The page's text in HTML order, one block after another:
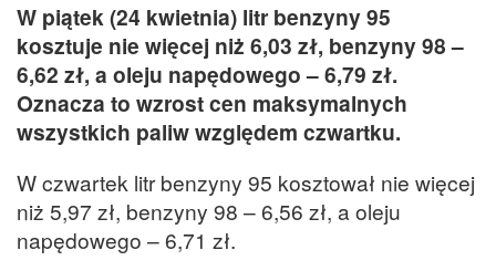
W piątek (24 kwietnia) litr benzyny 95
kosztuje nie więcej niż 6,03 zł, benzyny 98 –
6,62 zł, a oleju napędowego – 6,79 zł.
Oznacza to wzrost cen maksymalnych
wszystkich paliw względem czwartku.
W czwartek litr benzyny 95 kosztował nie więcej
niż 5,97 zł, benzyny 98 – 6,56 zł, a oleju
napędowego – 6,71 zł.